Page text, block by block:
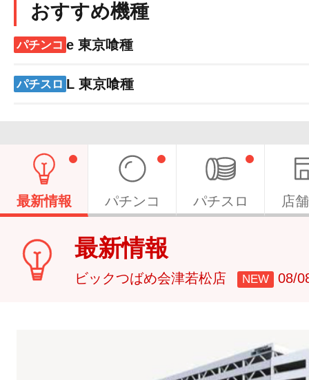
おすすめ機種
パチンコ e 東京喰種
パチスロ L 東京喰種
最新情報 パチンコ パチスロ 店
最新情報
ビックつばめ会津若松店 NEW 08/